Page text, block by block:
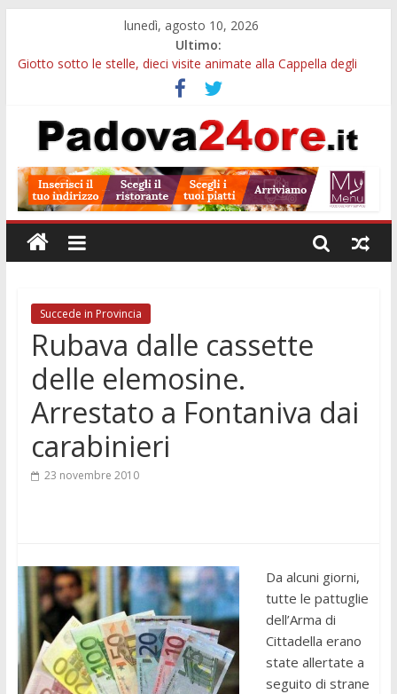
lunedì, agosto 10, 2026
Ultimo:
Giotto sotto le stelle, dieci visite animate alla Cappella degli
Notizie di Padova alle ore 23: borse Eni, musei gratuiti e
scadenze universitarie
Concorso Claudio Scimone, 14mila euro ai giovani musicisti:
Gemellaggi internazionali, 100mila euro ai Comuni veneti:
domande entro il 7 settembre
Alloggi ESU Padova 2026-2027: requisiti, scadenze e domanda
per ottenere un posto letto
Succede in Provincia
Rubava dalle cassette
delle elemosine.
Arrestato a Fontaniva dai
carabinieri
23 novembre 2010
Da alcuni giorni,
tutte le pattuglie
dell’Arma di
Cittadella erano
state allertate a
seguito di strane